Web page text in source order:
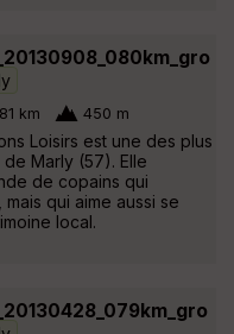
81 km 450 m
Loisirs est une des plus
Marly (57). Elle
de copains qui
qui aime aussi se
local.